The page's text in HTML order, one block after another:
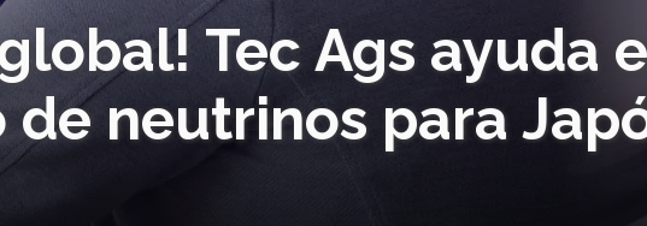
Tec Ags ayuda
neutrinos para